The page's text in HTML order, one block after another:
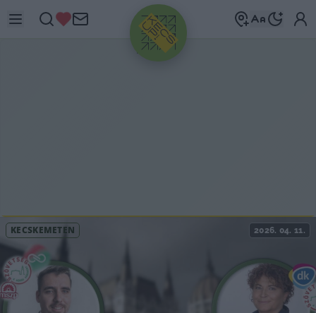
HIRDETÉS
KECSKEMÉTEN 2026. 04. 11.